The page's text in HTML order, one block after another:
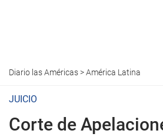
Diario las Américas>América Latina
JUICIO
Corte de